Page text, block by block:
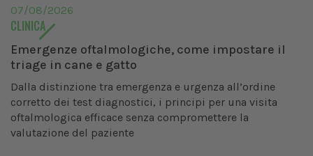
07/08/2026
CLINICA
Emergenze oftalmologiche, come impostare il
triage in cane e gatto
Dalla distinzione tra emergenza e urgenza all’ordine
corretto dei test diagnostici, i principi per una visita
oftalmologica efficace senza compromettere la
valutazione del paziente